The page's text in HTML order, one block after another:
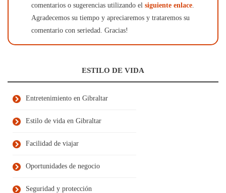
comentarios o sugerencias utilizando el siguiente enlace.
Agradecemos su tiempo y apreciaremos y trataremos su
comentario con seriedad. Gracias!
ESTILO DE VIDA
Entretenimiento en Gibraltar
Estilo de vida en Gibraltar
Facilidad de viajar
Oportunidades de negocio
Seguridad y protección